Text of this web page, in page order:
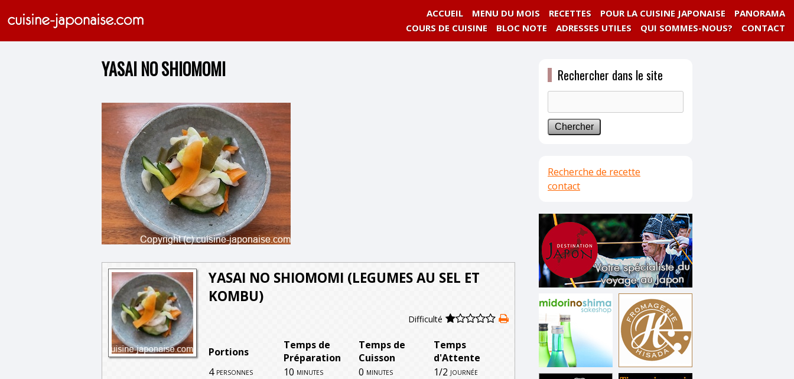
PANORAMA
POUR LA CUISINE JAPONAISE
RECETTES
MENU DU MOIS
ACCUEIL
CONTACT
QUI SOMMES-NOUS?
ADRESSES UTILES
BLOC NOTE
COURS DE CUISINE
YASAI NO SHIOMOMI
YASAI NO SHIOMOMI (LEGUMES AU SEL ET
KOMBU)
Difficulté
Portions
Temps de
Préparation
4 personnes 10 minutes
Temps de
Cuisson
Temps
d'Attente
0 minutes 1/2 journée
Rechercher dans le site
Recherche de recette
contact